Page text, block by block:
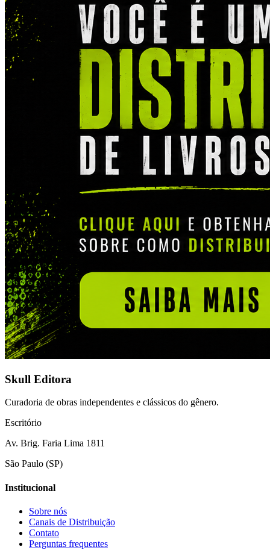
Skull Editora
Curadoria de obras independentes e clássicos do gênero.
Escritório
Av. Brig. Faria Lima 1811
São Paulo (SP)
Institucional
Sobre nós
Canais de Distribuição
Contato
Perguntas frequentes